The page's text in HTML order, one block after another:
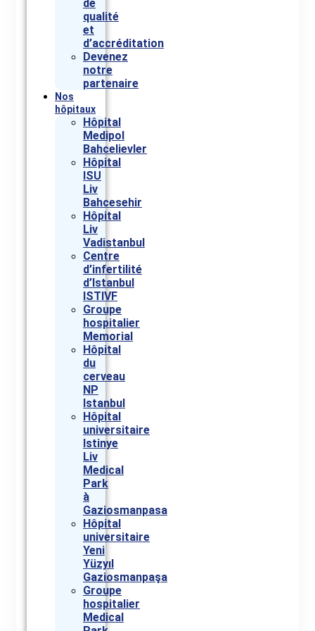
de
qualité
et
d’accréditation
Devenez
notre
partenaire
Nos
hôpitaux
Hôpital
Medipol
Bahcelievler
Hôpital
ISU
Liv
Bahcesehir
Hôpital
Liv
Vadistanbul
Centre
d’infertilité
d’Istanbul
ISTIVF
Groupe
hospitalier
Memorial
Hôpital
du
cerveau
NP
Istanbul
Hôpital
universitaire
Istinye
Liv
Medical
Park
à
Gaziosmanpasa
Hôpital
universitaire
Yeni
Yüzyıl
Gaziosmanpaşa
Groupe
hospitalier
Medical